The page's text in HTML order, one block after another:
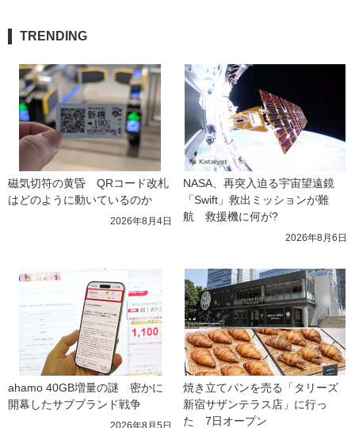
TRENDING
磁気切符の黄昏　QRコード改札
はどのように動いているのか
2026年8月4日
NASA、再突入迫る宇宙望遠鏡
「Swift」救出ミッションが難
航　救援機に何が?
2026年8月6日
ahamo 40GB増量の謎　密かに
開幕したサブブランド戦争
2026年8月5日
焼き立てパンを売る「タリーズ
新宿サザンテラス店」に行っ
た　7日オープン